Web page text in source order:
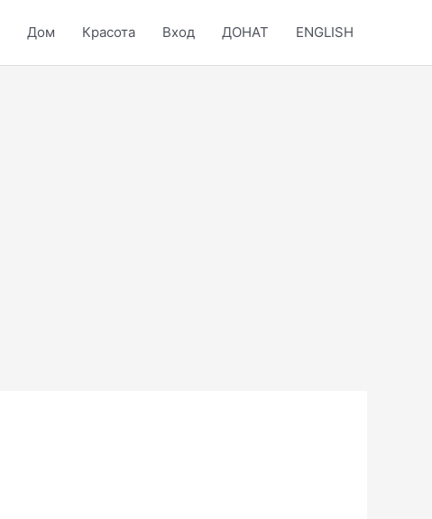
Дом Красота Вход ДОНАТ ENGLISH